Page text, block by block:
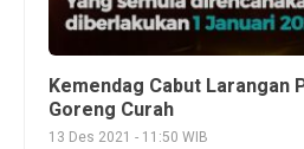
Kemendag Cabut Larangan
Goreng Curah
13 Des 2021 - 11:50 WIB